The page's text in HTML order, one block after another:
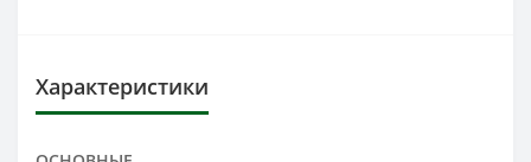
Характеристики